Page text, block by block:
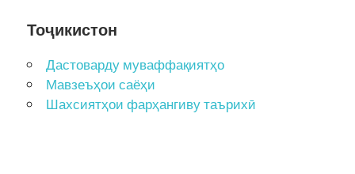
Тоҷикистон
Дастоварду муваффақиятҳо
Мавзеъҳои саёҳи
Шахсиятҳои фарҳангиву таърихӣ